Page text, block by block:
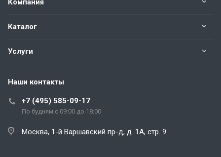
Компания
Каталог
Услуги
Наши контакты
+7 (495) 585-09-17
По будням с 09:00 до 18:00
Москва, 1-й Варшавский пр-д, д. 1А, стр. 9